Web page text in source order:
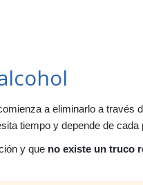
a eliminarlo a través
tiempo y depende de cada
y que no existe un truco